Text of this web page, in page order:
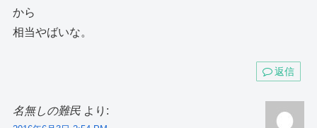
から
相当やばいな。
返信
名無しの難民 より: